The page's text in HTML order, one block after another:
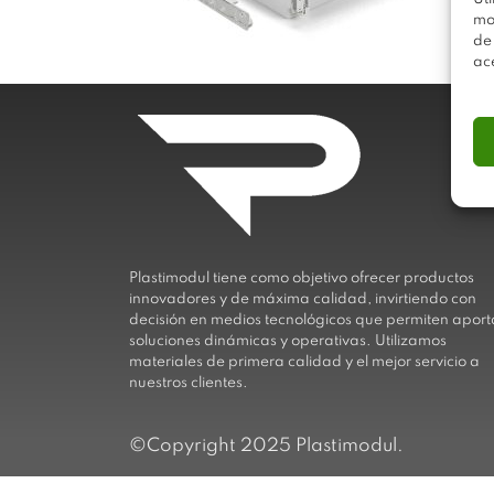
de
Plastimodul tiene como objetivo ofrecer productos
innovadores y de máxima calidad, invirtiendo con
decisión en medios tecnológicos que permiten
soluciones dinámicas y operativas. Utilizamos
materiales de primera calidad y el mejor servicio a
nuestros clientes.
©Copyright 2025 Plastimodul.